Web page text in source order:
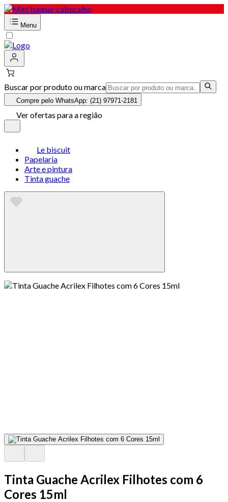
Menu
Buscar por produto ou marca
Compre pelo WhatsApp: (21) 97971-2181
Ver ofertas para a região
Le biscuit
Papelaria
Arte e pintura
Tinta guache
Tinta Guache Acrilex Filhotes com 6
Cores 15ml